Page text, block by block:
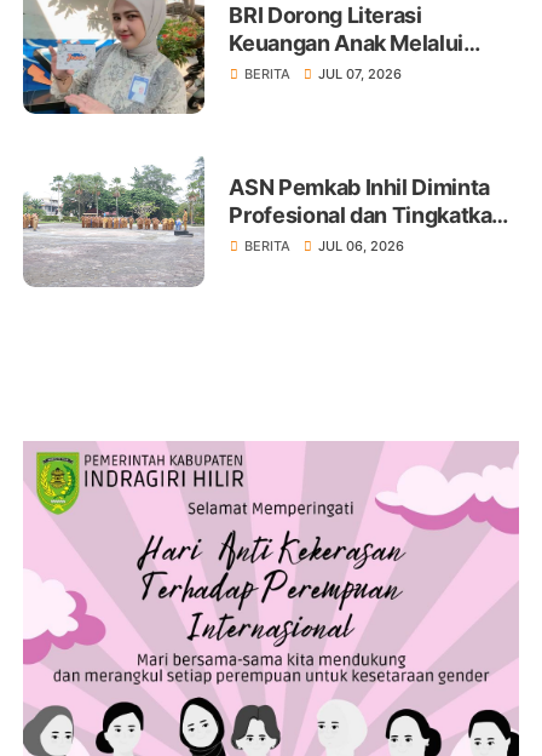
BRI Dorong Literasi
Keuangan Anak Melalui
Produk BritAma Junio
BERITA JUL 07, 2026
ASN Pemkab Inhil Diminta
Profesional dan Tingkatkan
Pelayanan Publik
BERITA JUL 06, 2026